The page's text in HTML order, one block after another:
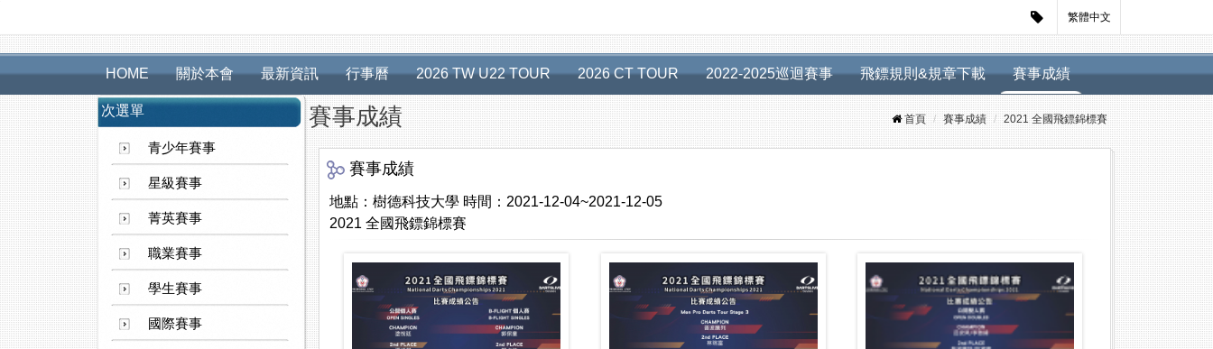
繁體中文
HOME 關於本會 最新資訊 行事曆 2026 TW U22 TOUR 2026 CT TOUR 2022-2025巡迴賽事 飛鏢規則&規章下載 賽事成績
次選單
青少年賽事
星級賽事
菁英賽事
職業賽事
學生賽事
國際賽事
賽事成績 首頁 賽事成績 2021 全國飛鏢錦標賽
賽事成績
地點：樹德科技大學 時間： 2021-12-04~2021-12-05
2021 全國飛鏢錦標賽